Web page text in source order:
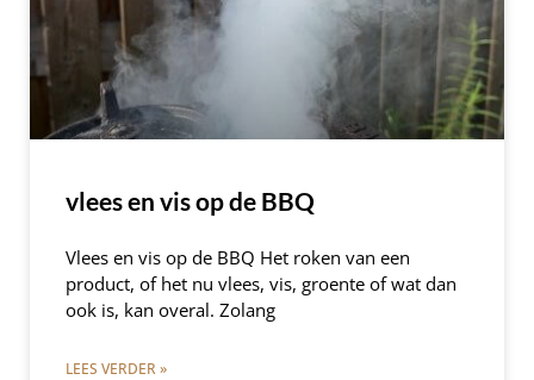
vlees en vis op de BBQ
Vlees en vis op de BBQ Het roken van een
product, of het nu vlees, vis, groente of wat dan
ook is, kan overal. Zolang
LEES VERDER »